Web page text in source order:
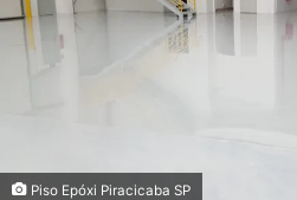
Piso Epóxi Piracicaba SP